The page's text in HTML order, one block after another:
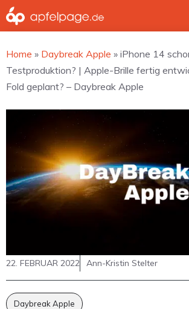
Zum
Inhalt
Home » Daybreak Apple » iPhone 14
Testproduktion? | Apple-Brille fertig
Fold geplant? – Daybreak Apple
22. FEBRUAR 2022 Ann-Kristin Stelter
Daybreak Apple